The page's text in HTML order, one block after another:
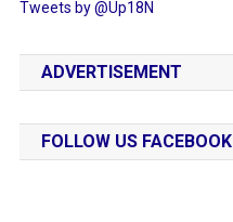
Tweets by @Up18N
ADVERTISEMENT
FOLLOW US FACEBOOK